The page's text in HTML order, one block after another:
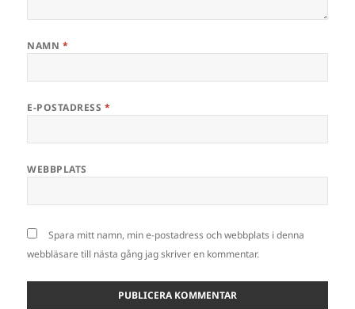
NAMN *
E-POSTADRESS *
WEBBPLATS
Spara mitt namn, min e-postadress och webbplats i denna
webbläsare till nästa gång jag skriver en kommentar.